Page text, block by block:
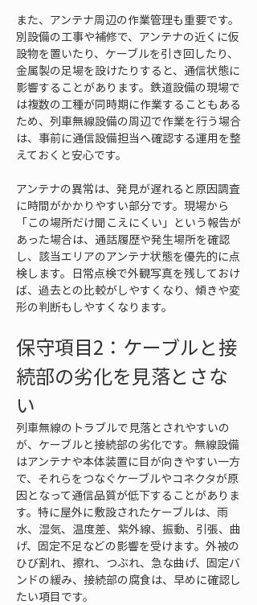
また、アンテナ周辺の作業管理も重要です。
別設備の工事や補修で、アンテナの近くに仮
設物を置いたり、ケーブルを引き回したり、
金属製の足場を設けたりすると、通信状態に
影響することがあります。鉄道設備の現場で
は複数の工種が同時期に作業することもある
ため、列車無線設備の周辺で作業を行う場合
は、事前に通信設備担当へ確認する運用を整
えておくと安心です。
アンテナの異常は、発見が遅れると原因調査
に時間がかかりやすい部分です。現場から
「この場所だけ聞こえにくい」という報告が
あった場合は、通話履歴や発生場所を確認
し、該当エリアのアンテナ状態を優先的に点
検します。日常点検で外観写真を残しておけ
ば、過去との比較がしやすくなり、傾きや変
形の判断もしやすくなります。
保守項目2：ケーブルと接
続部の劣化を見落とさな
い
列車無線のトラブルで見落とされやすいの
が、ケーブルと接続部の劣化です。無線設備
はアンテナや本体装置に目が向きやすい一方
で、それらをつなぐケーブルやコネクタが原
因となって通信品質が低下することがありま
す。特に屋外に敷設されたケーブルは、雨
水、湿気、温度差、紫外線、振動、引張、曲
げ、固定不足などの影響を受けます。外被の
ひび割れ、擦れ、つぶれ、急な曲げ、固定バ
ンドの緩み、接続部の腐食は、早めに確認し
たい項目です。